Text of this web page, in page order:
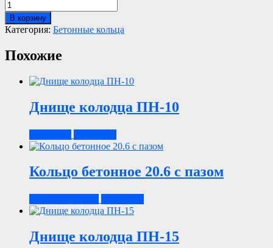
Количество
товара
Кольцо
бетонное
7.3
пазом
В корзину
Категория: Бетонные кольца
Похожие
Днище колодца ПН-10
Кольцо бетонное 20.6 с пазом
Днище колодца ПН-15